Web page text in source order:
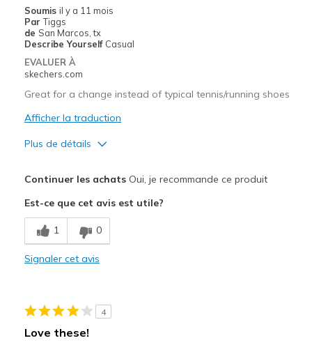
Le contre
Nothing
Les meilleures utilisations
Casual Wear
Travel
Width
Sizing
Soumis il y a 11 mois
Par Tiggs
de San Marcos, tx
Describe Yourself Casual
EVALUER À
skechers.com
Great for a change instead of typical tennis/running shoes
Afficher la traduction
Plus de détails
Les meilleures utilisations
Casual Wear
View On Shoes
Shoes are for Wearing
Continuer les achatsOui, je recommande ce produit
Est-ce que cet avis est utile?
1 0
Signaler cet avis
4
Love these!